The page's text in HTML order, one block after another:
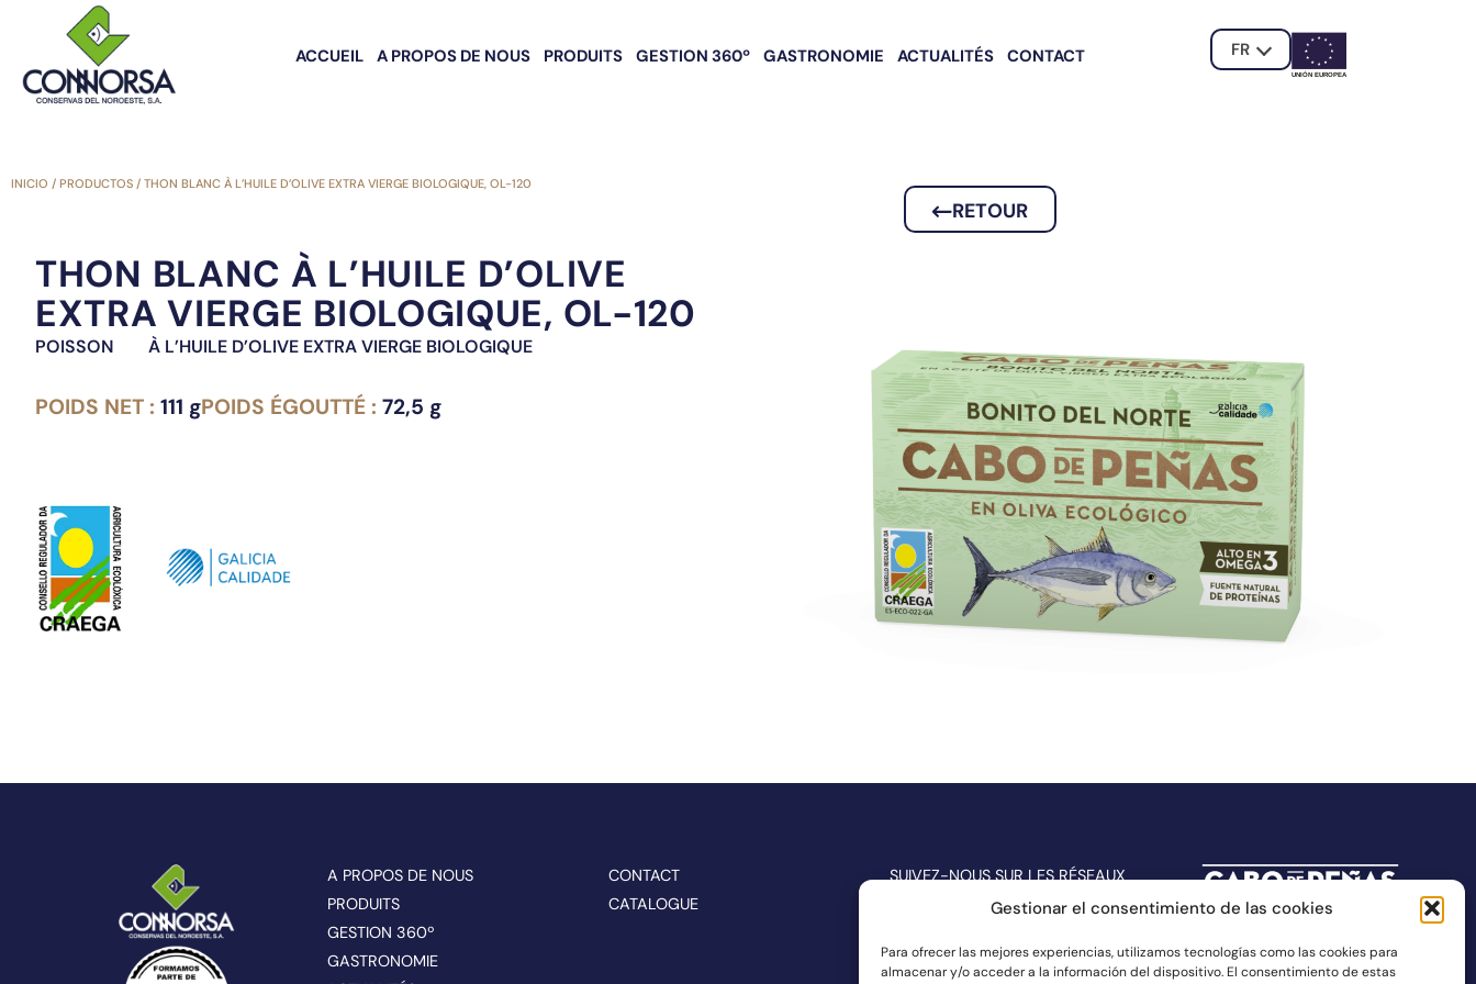
Gestionar el consentimiento de las cookies
Para ofrecer las mejores experiencias, utilizamos tecnologías como las cookies para
almacenar y/o acceder a la información del dispositivo. El consentimiento de estas
ACCUEIL A PROPOS DE NOUS PRODUITS GESTION 360º GASTRONOMIE ACTUALITÉS CONTACT FR
UNIÓN EUROPEA
INICIO / PRODUCTOS / THON BLANC À L’HUILE D’OLIVE EXTRA VIERGE BIOLOGIQUE, OL-120
RETOUR
THON BLANC À L’HUILE D’OLIVE
EXTRA VIERGE BIOLOGIQUE, OL-120
POISSON À L’HUILE D’OLIVE EXTRA VIERGE BIOLOGIQUE
POIDS NET : 111 gPOIDS ÉGOUTTÉ : 72,5 g
A PROPOS DE NOUS
PRODUITS
GESTION 360º
GASTRONOMIE
CONTACT
CATALOGUE
SUIVEZ-NOUS SUR LES RÉSEAUX